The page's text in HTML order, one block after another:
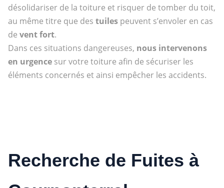
désolidariser de la toiture et risquer de tomber du toit,
au même titre que des tuilespeuvent s’envoler en cas
de vent fort.
Dans ces situations dangereuses, nous intervenons
en urgencesur votre toiture afin de sécuriser les
éléments concernés et ainsi empêcher les accidents.
Recherche de Fuites à